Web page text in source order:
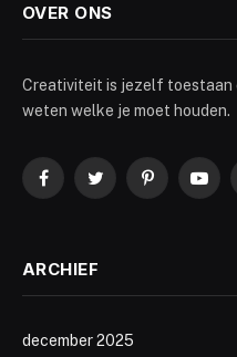
OVER ONS
Creativiteit is jezelf toestaan
weten welke je moet houden.
FacebookTwitterPinterest
ARCHIEF
december 2025